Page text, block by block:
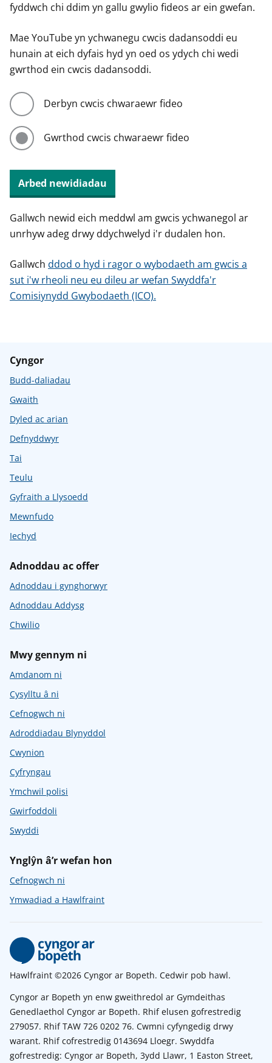
fyddwch chi ddim yn gallu gwylio fideos ar ein gwefan.
Mae YouTube yn ychwanegu cwcis dadansoddi eu
hunain at eich dyfais hyd yn oed os ydych chi wedi
gwrthod ein cwcis dadansoddi.
Derbyn cwcis chwaraewr fideo
Gwrthod cwcis chwaraewr fideo
Arbed newidiadau
Gallwch newid eich meddwl am gwcis ychwanegol ar
unrhyw adeg drwy ddychwelyd i'r dudalen hon.
Gallwch ddod o hyd i ragor o wybodaeth am gwcis a
sut i'w rheoli neu eu dileu ar wefan Swyddfa'r
Comisiynydd Gwybodaeth (ICO).
Cyngor
Budd-daliadau
Gwaith
Dyled ac arian
Defnyddwyr
Tai
Teulu
Gyfraith a Llysoedd
Mewnfudo
Iechyd
Adnoddau ac offer
Adnoddau i gynghorwyr
Adnoddau Addysg
Chwilio
Mwy gennym ni
Amdanom ni
Cysylltu â ni
Cefnogwch ni
Adroddiadau Blynyddol
Cwynion
Cyfryngau
Ymchwil polisi
Gwirfoddoli
Swyddi
Ynglŷn â’r wefan hon
Cefnogwch ni
Ymwadiad a Hawlfraint
Hawlfraint ©2026 Cyngor ar Bopeth. Cedwir pob hawl.
Cyngor ar Bopeth yn enw gweithredol ar Gymdeithas
Genedlaethol Cyngor ar Bopeth. Rhif elusen gofrestredig
279057. Rhif TAW 726 0202 76. Cwmni cyfyngedig drwy
warant. Rhif cofrestredig 0143694 Lloegr. Swyddfa
gofrestredig: Cyngor ar Bopeth, 3ydd Llawr, 1 Easton Street,